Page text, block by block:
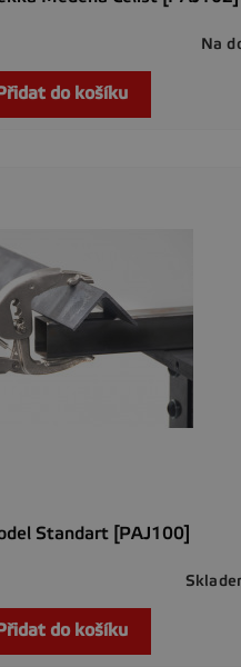
Na
do košíku
Standart [PAJ100]
do košíku